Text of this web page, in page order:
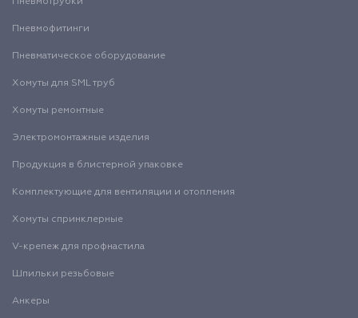
Пневмофитинги
Пневматическое оборудование
Хомуты для SML труб
Хомуты ремонтные
Электромонтажные изделия
Продукция в блистерной упаковке
Комплектующие для вентиляции и отопления
Хомуты спринклерные
V-крепеж для профнастила
Шпильки резьбовые
Анкеры